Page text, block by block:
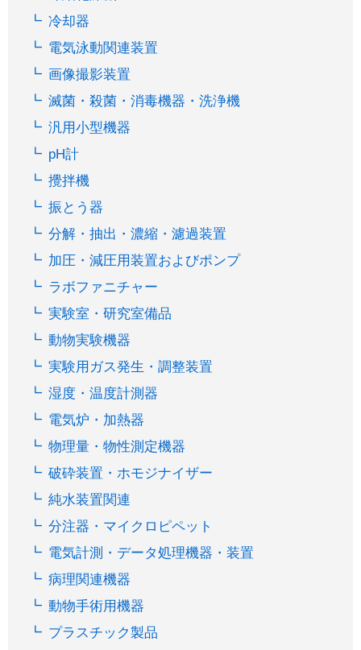
冷却器
電気泳動関連装置
画像撮影装置
滅菌・殺菌・消毒機器・洗浄機
汎用小型機器
pH計
攪拌機
振とう器
分解・抽出・濃縮・濾過装置
加圧・減圧用装置およびポンプ
ラボファニチャー
実験室・研究室備品
動物実験機器
実験用ガス発生・調整装置
湿度・温度計測器
電気炉・加熱器
物理量・物性測定機器
破砕装置・ホモジナイザー
純水装置関連
分注器・マイクロピペット
電気計測・データ処理機器・装置
病理関連機器
動物手術用機器
プラスチック製品